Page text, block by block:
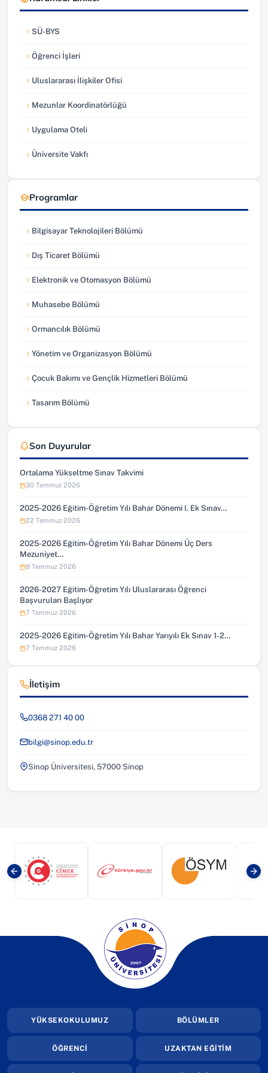
SÜ-BYS
(yeni sekmede açılır)
Öğrenci İşleri
(yeni sekmede açılır)
Uluslararası İlişkiler Ofisi
(yeni sekmede açılır)
Mezunlar Koordinatörlüğü
(yeni sekmede açılır)
Uygulama Oteli
(yeni sekmede açılır)
Üniversite Vakfı
(yeni sekmede açılır)
Programlar
Bilgisayar Teknolojileri Bölümü
Dış Ticaret Bölümü
Elektronik ve Otomasyon Bölümü
Muhasebe Bölümü
Ormancılık Bölümü
Yönetim ve Organizasyon Bölümü
Çocuk Bakımı ve Gençlik Hizmetleri Bölümü
Tasarım Bölümü
Son Duyurular
Ortalama Yükseltme Sınav Takvimi
30 Temmuz 2026
2025-2026 Eğitim-Öğretim Yılı Bahar Dönemi I. Ek Sınav…
22 Temmuz 2026
2025-2026 Eğitim-Öğretim Yılı Bahar Dönemi Üç Ders
Mezuniyet…
8 Temmuz 2026
2026-2027 Eğitim-Öğretim Yılı Uluslararası Öğrenci
Başvuruları Başlıyor
7 Temmuz 2026
2025-2026 Eğitim-Öğretim Yılı Bahar Yarıyılı Ek Sınav 1-2…
7 Temmuz 2026
İletişim
0368 271 40 00
bilgi@sinop.edu.tr
Sinop Üniversitesi, 57000 Sinop
(yeni sekmede açılır)(yeni sekmede açılır)(yeni sekmede
(yeni sekmede açılır)
YÜKSEKOKULUMUZ BÖLÜMLER
ÖĞRENCİ UZAKTAN EĞİTİM